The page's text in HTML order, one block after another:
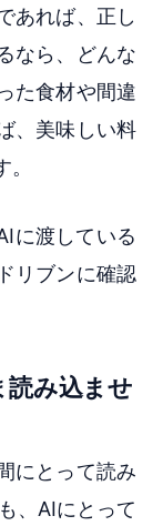
あれば、正し
なら、どんな
た食材や間違
、美味しい料
に渡している
リブンに確認
み込ませ
にとって読み
、AIにとって